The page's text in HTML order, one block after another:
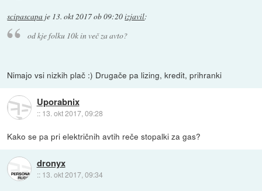
scipascapa je 13. okt 2017 ob 09:20izjavil:
od kje folku 10k in več za avto?
Nimajo vsi nizkih plač :) Drugače pa lizing, kredit, prihranki
Uporabnix
:: 13. okt 2017, 09:28
Kako se pa pri električnih avtih reče stopalki za gas?
dronyx
:: 13. okt 2017, 09:34